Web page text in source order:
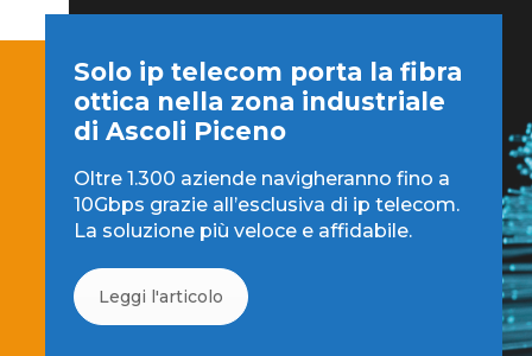
Solo ip telecom porta la fibra
ottica nella zona industriale
di Ascoli Piceno
Oltre 1.300 aziende navigheranno fino a
10Gbps grazie all’esclusiva di ip telecom.
La soluzione più veloce e affidabile.
Leggi l'articolo